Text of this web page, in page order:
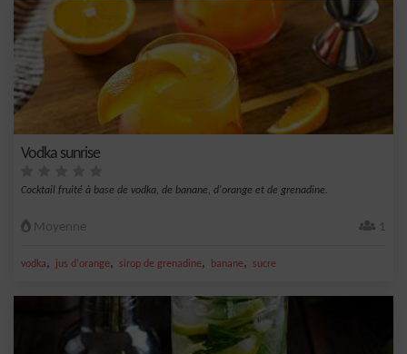
Vodka sunrise
Cocktail fruité à base de vodka, de banane, d'orange et de grenadine.
Moyenne 1
vodka, jus d'orange, sirop de grenadine, banane, sucre